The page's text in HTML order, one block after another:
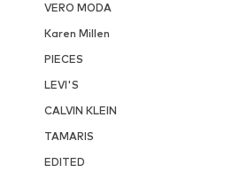
VERO MODA
Karen Millen
PIECES
LEVI'S
CALVIN KLEIN
TAMARIS
EDITED